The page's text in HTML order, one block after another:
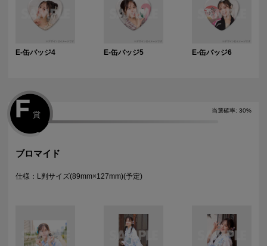
E-缶バッジ4 E-缶バッジ5 E-缶バッジ6
当選確率: 30%
F 賞
ブロマイド
仕様：L判サイズ(89mm×127mm)(予定)